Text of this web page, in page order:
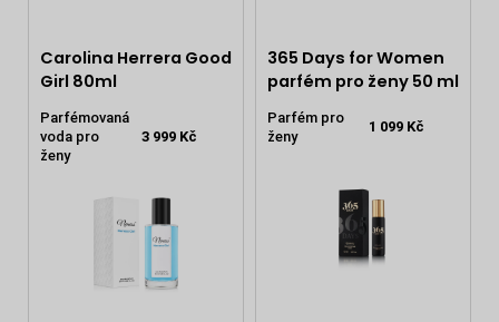
Carolina Herrera Good
Girl 80ml
Parfémovaná
voda pro
ženy
3 999 Kč
365 Days for Women
parfém pro ženy 50 ml
Parfém pro
ženy
1 099 Kč